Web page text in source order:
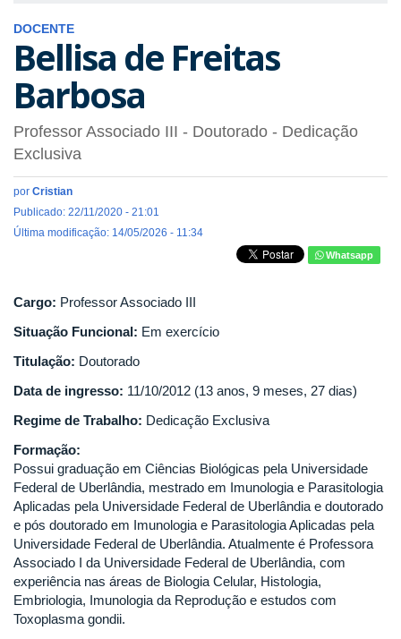
DOCENTE
Bellisa de Freitas
Barbosa
Professor Associado III - Doutorado - Dedicação
Exclusiva
por Cristian
Publicado: 22/11/2020 - 21:01
Última modificação: 14/05/2026 - 11:34
Whatsapp
Cargo: Professor Associado III
Situação Funcional: Em exercício
Titulação: Doutorado
Data de ingresso: 11/10/2012 (13 anos, 9 meses, 27 dias)
Regime de Trabalho: Dedicação Exclusiva
Formação:
Possui graduação em Ciências Biológicas pela Universidade
Federal de Uberlândia, mestrado em Imunologia e Parasitologia
Aplicadas pela Universidade Federal de Uberlândia e doutorado
e pós doutorado em Imunologia e Parasitologia Aplicadas pela
Universidade Federal de Uberlândia. Atualmente é Professora
Associado I da Universidade Federal de Uberlândia, com
experiência nas áreas de Biologia Celular, Histologia,
Embriologia, Imunologia da Reprodução e estudos com
Toxoplasma gondii.